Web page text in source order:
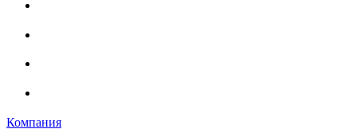
Компания